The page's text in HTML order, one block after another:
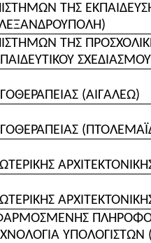
ΤΗΣ
ΤΗΣ
(ΑΙΓΑΛΕΩ)
ΥΠΟΛΟΓΙΣΤΩΝ